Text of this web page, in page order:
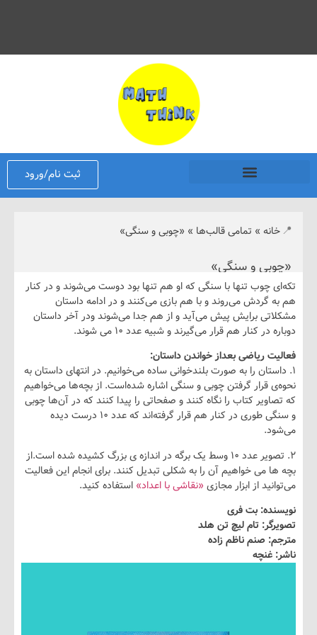
ثبت نام/ورود
تمامی قالب‌ها»«چوبی و سنگی»
و سنگی»
چوب تنها با سنگی که او هم تنها بود دوست می‌شوند و در کنار
می‌روند و با هم بازی می‌کنند و در ادامه داستان
برایش پیش می‌آید و از هم جدا می‌شوند ودر آخر داستان
کنار هم قرار می‌گیرند و شبیه عدد ۱۰ می شوند.
ریاضی بعداز خواندن داستان:
را به صورت بلندخوانی ساده می‌خوانیم. در انتهای داستان به
قرار گرفتن چوبی و سنگی اشاره شده‌است. از بچه‌ها می‌خواهیم
کتاب را نگاه کنند و صفحاتی را پیدا کنند که در آن‌ها چوبی
و سنگی طوری در کنار هم قرار گرفته‌اند که عدد ۱۰ درست دیده
۲. ‌تصویر عدد ۱۰ وسط یک برگه در اندازه ی بزرگ کشیده شده است.از
می خواهیم آن را به شکلی تبدیل کنند. برای انجام این فعالیت
از ابزار مجازی«نقاشی با اعداد»استفاده کنید.
بت فری
تام لیچ تن هلد
صنم ناظم‌ زاده